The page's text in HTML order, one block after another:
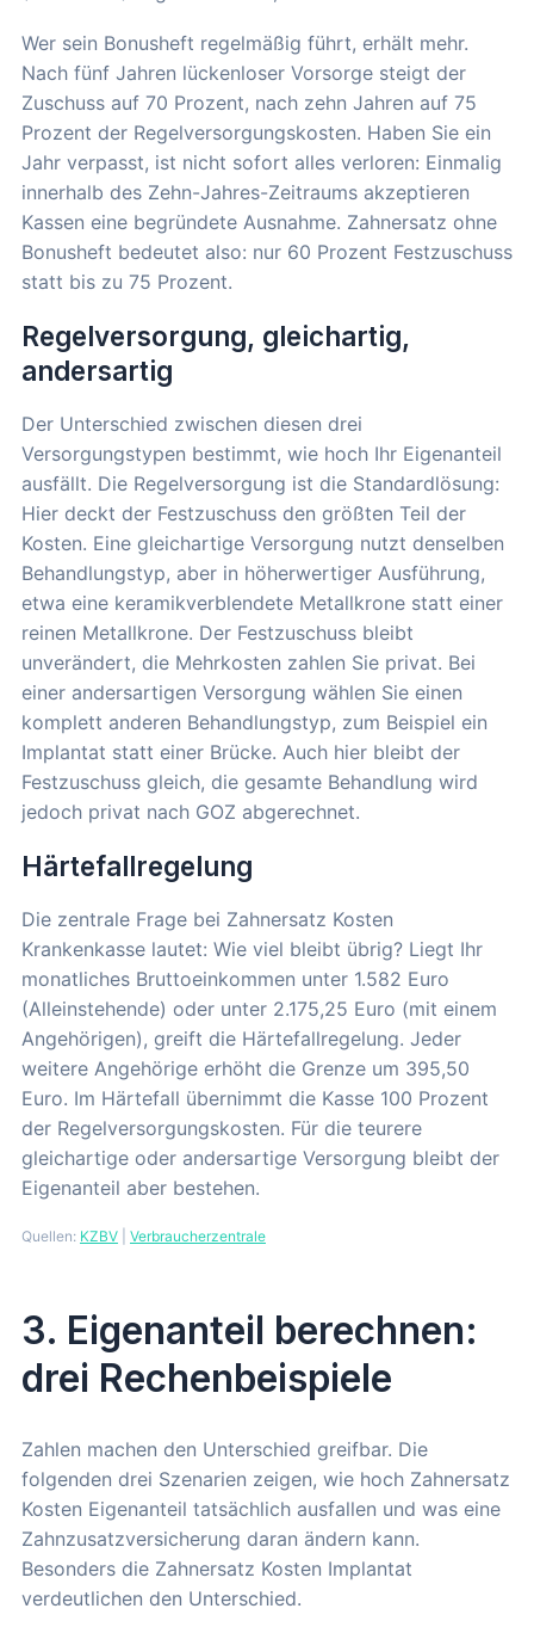
Wer sein Bonusheft regelmäßig führt, erhält mehr.
Nach fünf Jahren lückenloser Vorsorge steigt der
Zuschuss auf 70 Prozent, nach zehn Jahren auf 75
Prozent der Regelversorgungskosten. Haben Sie ein
Jahr verpasst, ist nicht sofort alles verloren: Einmalig
innerhalb des Zehn-Jahres-Zeitraums akzeptieren
Kassen eine begründete Ausnahme. Zahnersatz ohne
Bonusheft bedeutet also: nur 60 Prozent Festzuschuss
statt bis zu 75 Prozent.
Regelversorgung, gleichartig,
andersartig
Der Unterschied zwischen diesen drei
Versorgungstypen bestimmt, wie hoch Ihr Eigenanteil
ausfällt. Die Regelversorgung ist die Standardlösung:
Hier deckt der Festzuschuss den größten Teil der
Kosten. Eine gleichartige Versorgung nutzt denselben
Behandlungstyp, aber in höherwertiger Ausführung,
etwa eine keramikverblendete Metallkrone statt einer
reinen Metallkrone. Der Festzuschuss bleibt
unverändert, die Mehrkosten zahlen Sie privat. Bei
einer andersartigen Versorgung wählen Sie einen
komplett anderen Behandlungstyp, zum Beispiel ein
Implantat statt einer Brücke. Auch hier bleibt der
Festzuschuss gleich, die gesamte Behandlung wird
jedoch privat nach GOZ abgerechnet.
Härtefallregelung
Die zentrale Frage bei Zahnersatz Kosten
Krankenkasse lautet: Wie viel bleibt übrig? Liegt Ihr
monatliches Bruttoeinkommen unter 1.582 Euro
(Alleinstehende) oder unter 2.175,25 Euro (mit einem
Angehörigen), greift die Härtefallregelung. Jeder
weitere Angehörige erhöht die Grenze um 395,50
Euro. Im Härtefall übernimmt die Kasse 100 Prozent
der Regelversorgungskosten. Für die teurere
gleichartige oder andersartige Versorgung bleibt der
Eigenanteil aber bestehen.
Quellen: KZBV Verbraucherzentrale
3. Eigenanteil berechnen:
drei Rechenbeispiele
Zahlen machen den Unterschied greifbar. Die
folgenden drei Szenarien zeigen, wie hoch Zahnersatz
Kosten Eigenanteil tatsächlich ausfallen und was eine
Zahnzusatzversicherung daran ändern kann.
Besonders die Zahnersatz Kosten Implantat
verdeutlichen den Unterschied.